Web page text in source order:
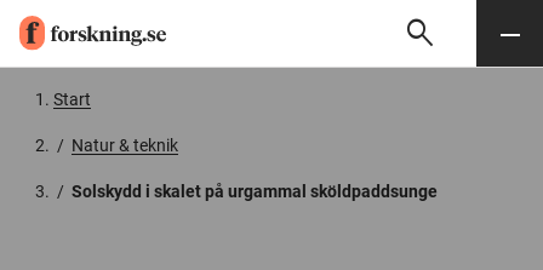
Söksearch Meny
Start
/ Natur & teknik
/ Solskydd i skalet på urgammal sköldpaddsunge